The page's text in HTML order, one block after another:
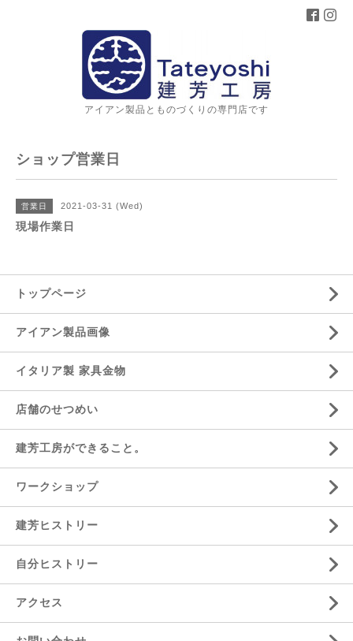
アイアン製品とものづくりの専門店です
ショップ営業日
営業日 2021-03-31 (Wed)
現場作業日
トップページ
アイアン製品画像
イタリア製 家具金物
店舗のせつめい
建芳工房ができること。
ワークショップ
建芳ヒストリー
自分ヒストリー
アクセス